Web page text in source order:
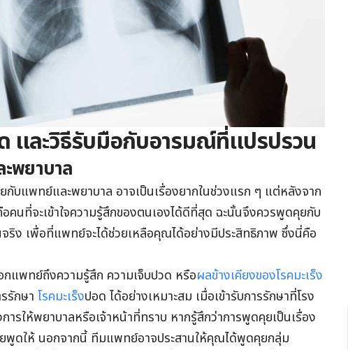
และวิธีรับมือกับอารมณ์ที่แปรปรวน
พยาบาล
บแพทย์และพยาบาล อาจเป็นเรื่องยากในช่วงแรก ๆ แต่หลังจาก
คนที่จะเข้าใจความรู้สึกของตนเองได้ดีที่สุด ฉะนั้นจึงควรพูดคุยกับ
ริง เพื่อที่แพทย์จะได้ช่วยเหลือคุณได้อย่างมีประสิทธิภาพ ซึ่งนี่คือ
แพทย์ถึงความรู้สึก ความเจ็บปวด หรือผลข้างเคียงของโรคมะเร็ง
รักษา โรคมะเร็งปอด ได้อย่างเหมาะสม เมื่อเข้ารับการรักษาที่โรง
รให้พยาบาลหรือเจ้าหน้าที่ทราบ หากรู้สึกว่าการพูดคุยเป็นเรื่อง
ดให้ นอกจากนี้ ทีมแพทย์อาจประสานให้คุณได้พูดคุยกลุ่ม